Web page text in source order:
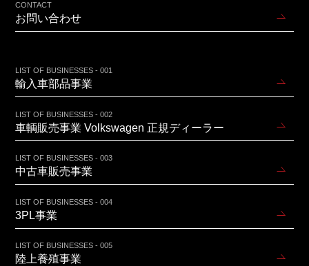
CONTACT
お問い合わせ
LIST OF BUSINESSES - 001
輸入車部品事業
LIST OF BUSINESSES - 002
車輌販売事業 Volkswagen 正規ディーラー
LIST OF BUSINESSES - 003
中古車販売事業
LIST OF BUSINESSES - 004
3PL事業
LIST OF BUSINESSES - 005
陸上養殖事業